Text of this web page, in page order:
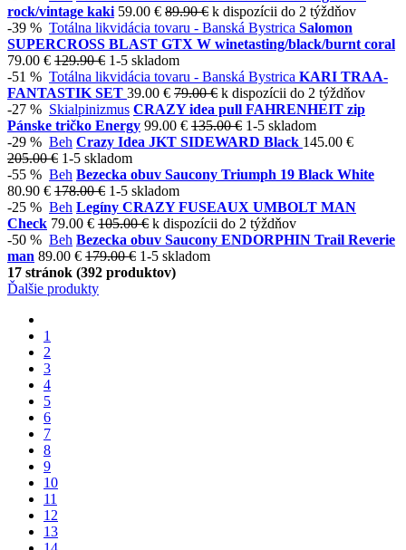
rock/vintage kaki 59.00 € 89.90 € k dispozícii do 2 týždňov
-39 % Totálna likvidácia tovaru - Banská Bystrica Salomon
SUPERCROSS BLAST GTX W winetasting/black/burnt coral
79.00 € 129.90 € 1-5 skladom
-51 % Totálna likvidácia tovaru - Banská Bystrica KARI TRAA-
FANTASTIK SET 39.00 € 79.00 € k dispozícii do 2 týždňov
-27 % Skialpinizmus CRAZY idea pull FAHRENHEIT zip
Pánske tričko Energy 99.00 € 135.00 € 1-5 skladom
-29 % Beh Crazy Idea JKT SIDEWARD Black 145.00 €
205.00 € 1-5 skladom
-55 % Beh Bezecka obuv Saucony Triumph 19 Black White
80.90 € 178.00 € 1-5 skladom
-25 % Beh Legíny CRAZY FUSEAUX UMBOLT MAN
Check 79.00 € 105.00 € k dispozícii do 2 týždňov
-50 % Beh Bezecka obuv Saucony ENDORPHIN Trail Reverie
man 89.00 € 179.00 € 1-5 skladom
17 stránok (392 produktov)
Ďalšie produkty
1
2
3
4
5
6
7
8
9
10
11
12
13